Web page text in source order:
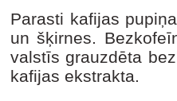
Parasti kafijas
un šķirnes.
valstīs grauzdēta
kafijas ekstrakta.